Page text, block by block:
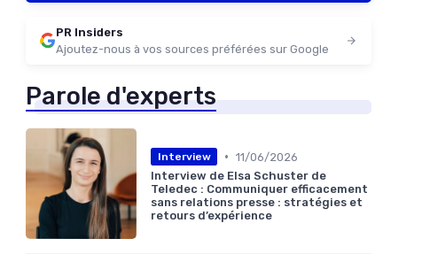
PR Insiders
Ajoutez-nous à vos sources préférées sur Google
Parole d'experts
Interview • 11/06/2026
Interview de Elsa Schuster de
Teledec : Communiquer efficacement
sans relations presse : stratégies et
retours d’expérience